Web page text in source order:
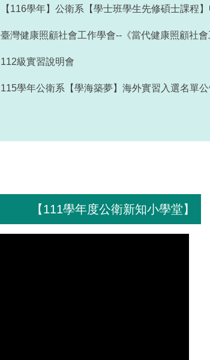
【116學年】公衛系【學士班學生先修碩士課程
臺灣健康照顧社會工作學會--《當代健康照顧社
112級實習說明會
115學年公衛系【學海築夢】海外實習入選名單
【111學年度公衛新知小學堂】